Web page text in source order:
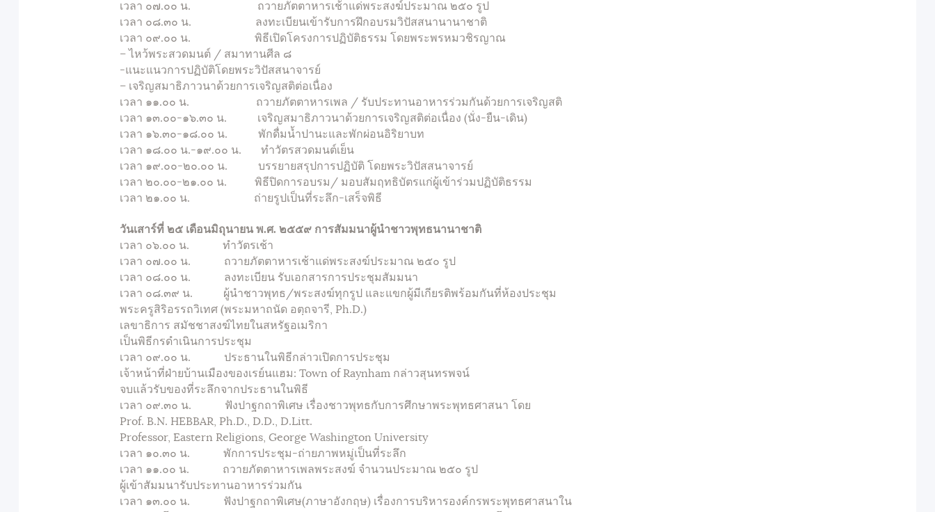
เวลา ๐๗.๐๐ น. ถวายภัตตาหารเช้าแด่พระสงฆ์ประมาณ ๒๕๐ รูป
เวลา ๐๘.๓๐ น. ลงทะเบียนเข้ารับการฝึกอบรมวิปัสสนานานาชาติ
เวลา ๐๙.๐๐ น. พิธีเปิดโครงการปฏิบัติธรรม โดยพระพรหมวชิรญาณ
– ไหว้พระสวดมนต์ / สมาทานศีล ๘
-แนะแนวการปฏิบัติโดยพระวิปัสสนาจารย์
– เจริญสมาธิภาวนาด้วยการเจริญสติต่อเนื่อง
เวลา ๑๑.๐๐ น. ถวายภัตตาหารเพล / รับประทานอาหารร่วมกันด้วยการเจริญสติ
เวลา ๑๓.๐๐-๑๖.๓๐ น. เจริญสมาธิภาวนาด้วยการเจริญสติต่อเนื่อง (นั่ง-ยืน-เดิน)
เวลา ๑๖.๓๐-๑๘.๐๐ น. พักดื่มน้ำปานะและพักผ่อนอิริยาบท
เวลา ๑๘.๐๐ น.-๑๙.๐๐ น. ทำวัตรสวดมนต์เย็น
เวลา ๑๙.๐๐-๒๐.๐๐ น. บรรยายสรุปการปฏิบัติ โดยพระวิปัสสนาจารย์
เวลา ๒๐.๐๐-๒๑.๐๐ น. พิธีปิดการอบรม/ มอบสัมฤทธิบัตรแก่ผู้เข้าร่วมปฏิบัติธรรม
เวลา ๒๑.๐๐ น. ถ่ายรูปเป็นที่ระลึก-เสร็จพิธี
วันเสาร์ที่ ๒๕ เดือนมิถุนายน พ.ศ. ๒๕๕๙ การสัมมนาผู้นำชาวพุทธนานาชาติ
เวลา ๐๖.๐๐ น. ทำวัตรเช้า
เวลา ๐๗.๐๐ น. ถวายภัตตาหารเช้าแด่พระสงฆ์ประมาณ ๒๕๐ รูป
เวลา ๐๘.๐๐ น. ลงทะเบียน รับเอกสารการประชุมสัมมนา
เวลา ๐๘.๓๙ น. ผู้นำชาวพุทธ/พระสงฆ์ทุกรูป และแขกผู้มีเกียรติพร้อมกันที่ห้องประชุม
พระครูสิริอรรถวิเทศ (พระมหาถนัด อตฺถจารี, Ph.D.)
เลขาธิการ สมัชชาสงฆ์ไทยในสหรัฐอเมริกา
เป็นพิธีกรดำเนินการประชุม
เวลา ๐๙.๐๐ น. ประธานในพิธีกล่าวเปิดการประชุม
เจ้าหน้าที่ฝ่ายบ้านเมืองของเรย์นแฮม: Town of Raynham กล่าวสุนทรพจน์
จบแล้วรับของที่ระลึกจากประธานในพิธี
เวลา ๐๙.๓๐ น. ฟังปาฐกถาพิเศษ เรื่องชาวพุทธกับการศึกษาพระพุทธศาสนา โดย
Prof. B.N. HEBBAR, Ph.D., D.D., D.Litt.
Professor, Eastern Religions, George Washington University
เวลา ๑๐.๓๐ น. พักการประชุม-ถ่ายภาพหมู่เป็นที่ระลึก
เวลา ๑๑.๐๐ น. ถวายภัตตาหารเพลพระสงฆ์ จำนวนประมาณ ๒๕๐ รูป
ผู้เข้าสัมมนารับประทานอาหารร่วมกัน
เวลา ๑๓.๐๐ น. ฟังปาฐกถาพิเศษ(ภาษาอังกฤษ) เรื่องการบริหารองค์กรพระพุทธศาสนาใน